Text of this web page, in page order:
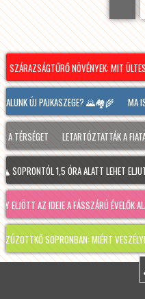
NÖVÉNYEK: MIT ÜLTESS A
ÚJ PAJKASZEGE? 🌄🏘️🌾 MA IS
LETARTÓZTATTÁK A FIATALT, AKI
1,5 ÓRA ALATT LEHET ELJUTNI IDE. A
IDEJE A FÁSSZÁRÚ ÉVELŐK ALAPOS
MIÉRT VESZÉLYES, HOGYAN